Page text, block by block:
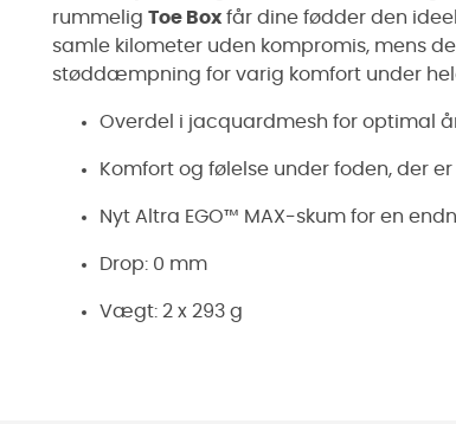
rummelig Toe Box får dine fødder den
samle kilometer uden kompromis, mens
støddæmpning for varig komfort under
Overdel i jacquardmesh for optimal
Komfort og følelse under foden, der
Nyt Altra EGO™ MAX-skum for en
Drop: 0 mm
Vægt: 2 x 293 g